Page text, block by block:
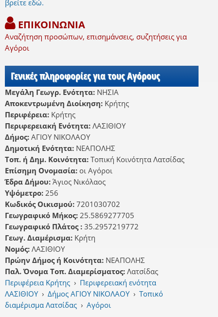
βρείτε εδώ.
ΕΠΙΚΟΙΝΩΝΙΑ
Αναζήτηση προσώπων, επισημάνσεις, συζητήσεις για
Αγόροι
Γενικές πληροφορίες για τους Αγόρους
Μεγάλη Γεωγρ. Ενότητα: ΝΗΣΙΑ
Αποκεντρωμένη Διοίκηση: Κρήτης
Περιφέρεια: Κρήτης
Περιφερειακή Ενότητα: ΛΑΣΙΘΙΟΥ
Δήμος: ΑΓΙΟΥ ΝΙΚΟΛΑΟΥ
Δημοτική Ενότητα: ΝΕΑΠΟΛΗΣ
Τοπ. ή Δημ. Κοινότητα: Τοπική Κοινότητα Λατσίδας
Επίσημη Ονομασία: οι Αγόροι
Έδρα Δήμου: Άγιος Νικόλαος
Υψόμετρο: 256
Κωδικός Οικισμού: 7201030702
Γεωγραφικό Μήκος: 25.5869277705
Γεωγραφικό Πλάτος : 35.2957219772
Γεωγ. Διαμέρισμα: Κρήτη
Νομός: ΛΑΣΙΘΙΟΥ
Πρώην Δήμος ή Κοινότητα: ΝΕΑΠΟΛΗΣ
Παλ. Όνομα Τοπ. Διαμερίσματος: Λατσίδας
Περιφέρεια Κρήτης › Περιφερειακή ενότητα
ΛΑΣΙΘΙΟΥ › Δήμος ΑΓΙΟΥ ΝΙΚΟΛΑΟΥ › Τοπικό
διαμέρισμα Λατσίδας › Αγόροι